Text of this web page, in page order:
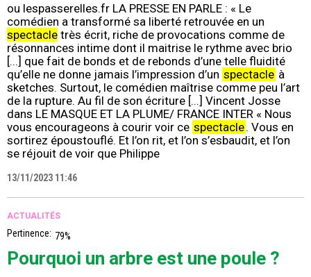
ou lespasserelles.fr LA PRESSE EN PARLE : « Le
comédien a transformé sa liberté retrouvée en un
spectacle très écrit, riche de provocations comme de
résonnances intime dont il maitrise le rythme avec brio
[...] que fait de bonds et de rebonds d’une telle fluidité
qu’elle ne donne jamais l’impression d’un spectacle à
sketches. Surtout, le comédien maîtrise comme peu l’art
de la rupture. Au fil de son écriture [...] Vincent Josse
dans LE MASQUE ET LA PLUME/ FRANCE INTER « Nous
vous encourageons à courir voir ce spectacle. Vous en
sortirez époustouflé. Et l’on rit, et l’on s’esbaudit, et l’on
se réjouit de voir que Philippe
13/11/2023 11:46
ACTUALITÉS
Pertinence: 79%
Pourquoi un arbre est une poule ?